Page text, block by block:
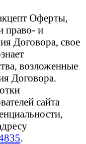
Оферты,
право- и
Договора, свое
возложенные
Договора.
сайта